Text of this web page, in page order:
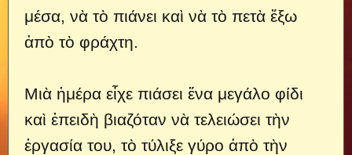
μέσα, νὰ τὸ πιάνει καὶ νὰ τὸ πετὰ ἔξω
ἀπὸ τὸ φράχτη.
Μιὰ ἡμέρα εἶχε πιάσει ἕνα μεγάλο φίδι
καὶ ἐπειδὴ βιαζόταν νὰ τελειώσει τὴν
ἐργασία του, τὸ τύλιξε γύρο ἀπὸ τὴν